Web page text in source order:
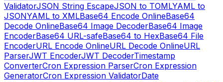
ValidatorJSON String EscapeJSON to TOMLYAML to
JSONYAML to XMLBase64 Encode OnlineBase64
Decode OnlineBase64 Image DecoderBase64 Image
EncoderBase64 URL-safeBase64 to HexBase64 File
EncoderURL Encode OnlineURL Decode OnlineURL
ParserJWT EncoderJWT DecoderTimestamp
ConverterCron Expression ParserCron Expression
GeneratorCron Expression ValidatorDate